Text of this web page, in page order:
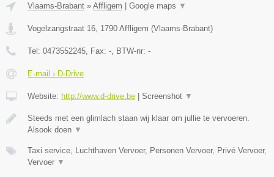
Vlaams-Brabant » Affligem | Google maps ▼
Vogelzangstraat 16 1790 Affligem (Vlaams-Brabant)
Tel: 0473552245 , Fax: - , BTW-nr: -
E-mail › D-Drive
Website: http://www.d-drive.be | Screenshot ▼
Steeds met een glimlach staan wij klaar om jullie te vervoeren.
Alsook doen ▼
Taxi service, Luchthaven Vervoer, Personen Vervoer, Privé Vervoer,
Vervoer ▼